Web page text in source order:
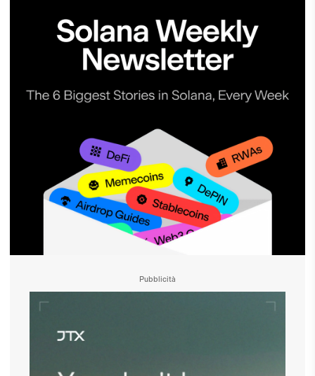
Pubblicità